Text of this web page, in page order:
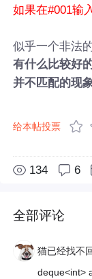
如果在#001输
似乎一个非法
有什么比较好
并不匹配的现
给本帖投票
134 6
全部评论
猫已经找不
deque<int>